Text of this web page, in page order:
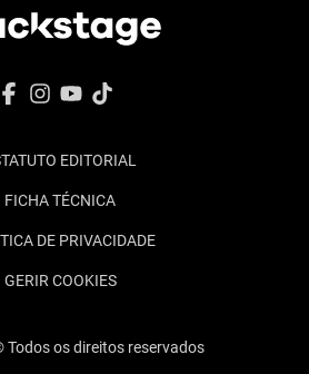
EDITORIAL
FICHA TÉCNICA
DE PRIVACIDADE
GERIR COOKIES
Todos os direitos reservados